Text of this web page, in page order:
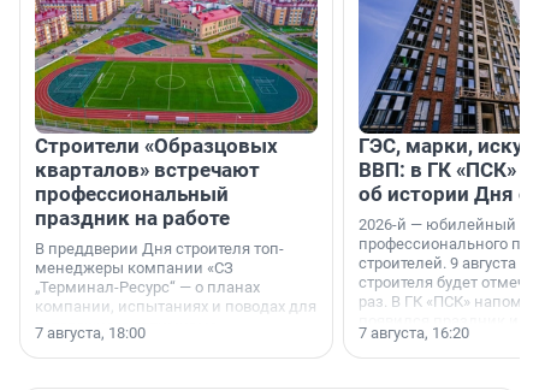
Строители «Образцовых
кварталов» встречают
профессиональный
праздник на работе
В преддверии Дня строителя топ-
менеджеры компании «СЗ
„Терминал-Ресурс“ — о планах
компании, испытаниях и поводах для
осторожного оптимизма.
7 августа, 18:00
ГЭС, марки,
ВВП: в ГК «ПСК»
об истории Дня
2026-й — юбилейный
профессионального
строителей. 9 августа
строителя будет
раз. В ГК «ПСК»
поменялась роль
7 августа, 16:20